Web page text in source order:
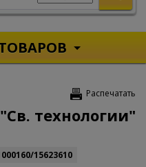
Распечатать
технологии"
15623610